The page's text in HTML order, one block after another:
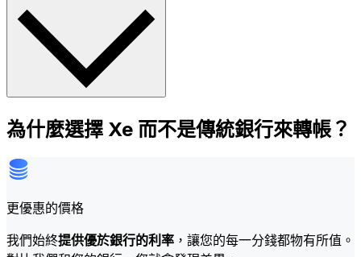
為什麼選擇 Xe 而不是傳統銀行來轉帳？
更優惠的價格
我們始終提供優於銀行的利率 ，讓您的每一分錢都物有所值。